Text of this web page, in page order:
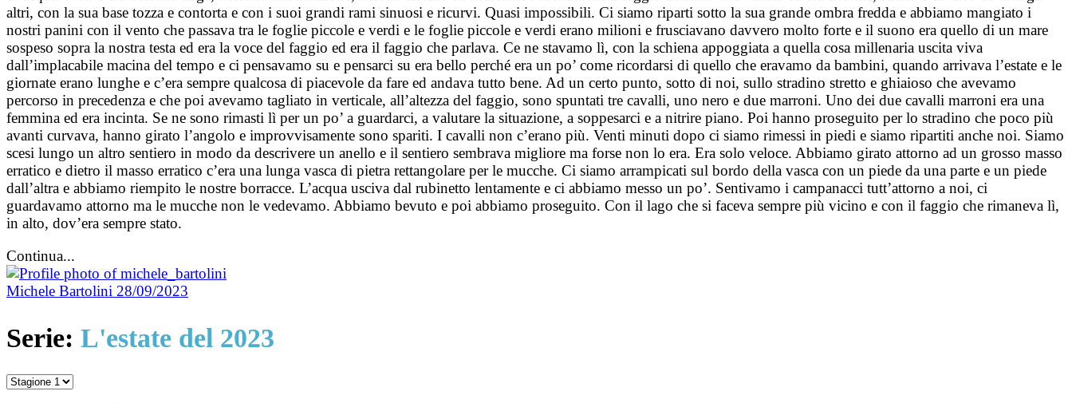
altri, con la sua base tozza e contorta e con i suoi grandi rami sinuosi e ricurvi. Quasi impossibili. Ci siamo riparti sotto la sua grande ombra fredda e abbiamo mangiato i
nostri panini con il vento che passava tra le foglie piccole e verdi e le foglie piccole e verdi erano milioni e frusciavano davvero molto forte e il suono era quello di un mare
sospeso sopra la nostra testa ed era la voce del faggio ed era il faggio che parlava. Ce ne stavamo lì, con la schiena appoggiata a quella cosa millenaria uscita viva
dall’implacabile macina del tempo e ci pensavamo su e pensarci su era bello perché era un po’ come ricordarsi di quello che eravamo da bambini, quando arrivava l’estate e le
giornate erano lunghe e c’era sempre qualcosa di piacevole da fare ed andava tutto bene. Ad un certo punto, sotto di noi, sullo stradino stretto e ghiaioso che avevamo
percorso in precedenza e che poi avevamo tagliato in verticale, all’altezza del faggio, sono spuntati tre cavalli, uno nero e due marroni. Uno dei due cavalli marroni era una
femmina ed era incinta. Se ne sono rimasti lì per un po’ a guardarci, a valutare la situazione, a soppesarci e a nitrire piano. Poi hanno proseguito per lo stradino che poco più
avanti curvava, hanno girato l’angolo e improvvisamente sono spariti. I cavalli non c’erano più. Venti minuti dopo ci siamo rimessi in piedi e siamo ripartiti anche noi. Siamo
scesi lungo un altro sentiero in modo da descrivere un anello e il sentiero sembrava migliore ma forse non lo era. Era solo veloce. Abbiamo girato attorno ad un grosso masso
erratico e dietro il masso erratico c’era una lunga vasca di pietra rettangolare per le mucche. Ci siamo arrampicati sul bordo della vasca con un piede da una parte e un piede
dall’altra e abbiamo riempito le nostre borracce. L’acqua usciva dal rubinetto lentamente e ci abbiamo messo un po’. Sentivamo i campanacci tutt’attorno a noi, ci
guardavamo attorno ma le mucche non le vedevamo. Abbiamo bevuto e poi abbiamo proseguito. Con il lago che si faceva sempre più vicino e con il faggio che rimaneva lì,
in alto, dov’era sempre stato.
Continua...
Michele Bartolini 28/09/2023
Serie: L'estate del 2023